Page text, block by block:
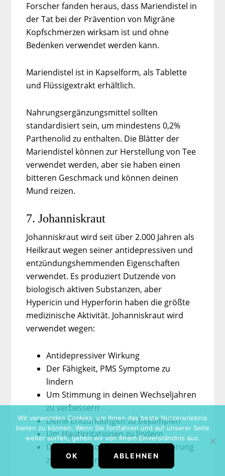
Forscher fanden heraus, dass Mariendistel in
der Tat bei der Prävention von Migräne
Kopfschmerzen wirksam ist und ohne
Bedenken verwendet werden kann.
Mariendistel ist in Kapselform, als Tablette
und Flüssigextrakt erhältlich.
Nahrungsergänzungsmittel sollten
standardisiert sein, um mindestens 0,2%
Parthenolid zu enthalten. Die Blätter der
Mariendistel können zur Herstellung von Tee
verwendet werden, aber sie haben einen
bitteren Geschmack und können deinen
Mund reizen.
7. Johanniskraut
Johanniskraut wird seit über 2.000 Jahren als
Heilkraut wegen seiner antidepressiven und
entzündungshemmenden Eigenschaften
verwendet. Es produziert Dutzende von
biologisch aktiven Substanzen, aber
Hypericin und Hyperforin haben die größte
medizinische Aktivität. Johanniskraut wird
verwendet wegen:
Antidepressiver Wirkung
Der Fähigkeit, PMS Symptome zu
lindern
Um Stimmung in deinen Wechseljahren
zu verbessern
Deine Entzündungen zu bekämpfen
Um Hautirritationen zu lindern
Deine Symptome einer Zwangsstörung
zu verbessern
Wir verwenden Cookies, um Ihnen das beste Nutzererlebnis
bieten zu können. Wenn Sie fortfahren und auf unserer Seite
weiter surfen, gehen wir von Ihrem Einverständnis aus.
OK ABLEHNEN